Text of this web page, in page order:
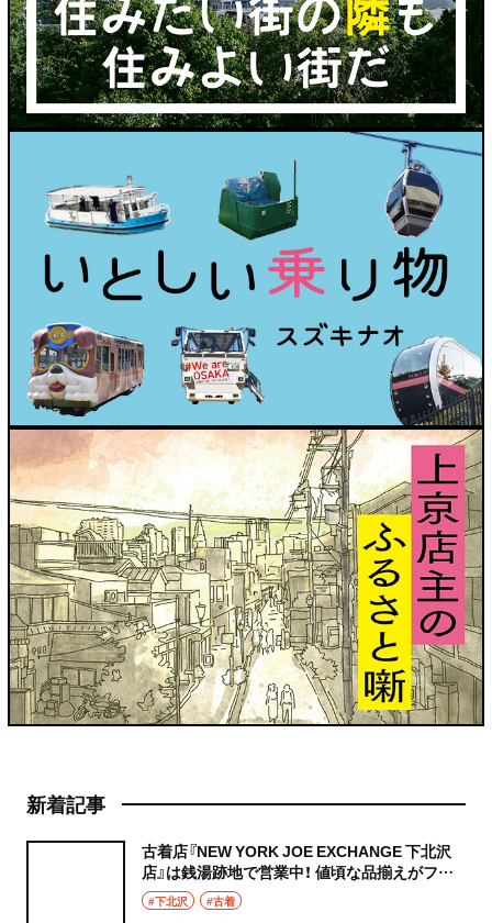
新着記事
古着店『NEW YORK JOE EXCHANGE 下北沢
店』は銭湯跡地で営業中！ 値頃な品揃えがファ
ッションの冒険を可能に
#下北沢 #古着